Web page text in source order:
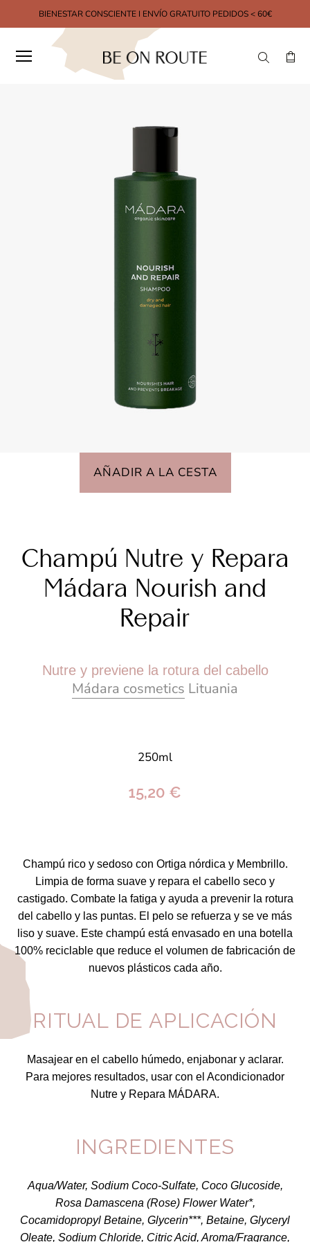
BIENESTAR CONSCIENTE I ENVÍO GRATUITO PEDIDOS < 60€
AÑADIR A LA CESTA
Champú Nutre y Repara
Mádara Nourish and
Repair
Nutre y previene la rotura del cabello
Mádara cosmetics Lituania
250ml
15,20 €
Champú rico y sedoso con Ortiga nórdica y Membrillo.
Limpia de forma suave y repara el cabello seco y
castigado. Combate la fatiga y ayuda a prevenir la rotura
del cabello y las puntas. El pelo se refuerza y se ve más
liso y suave. Este champú está envasado en una botella
100% reciclable que reduce el volumen de fabricación de
nuevos plásticos cada año.
RITUAL DE APLICACIÓN
Masajear en el cabello húmedo, enjabonar y aclarar.
Para mejores resultados, usar con el Acondicionador
Nutre y Repara MÁDARA.
INGREDIENTES
Aqua/Water, Sodium Coco-Sulfate, Coco Glucoside,
Rosa Damascena (Rose) Flower Water*,
Cocamidopropyl Betaine, Glycerin***, Betaine, Glyceryl
Oleate, Sodium Chloride, Citric Acid, Aroma/Fragrance,